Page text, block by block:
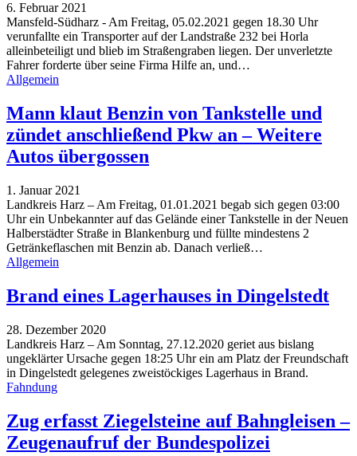
6. Februar 2021
Mansfeld-Südharz - Am Freitag, 05.02.2021 gegen 18.30 Uhr
verunfallte ein Transporter auf der Landstraße 232 bei Horla
alleinbeteiligt und blieb im Straßengraben liegen. Der unverletzte
Fahrer forderte über seine Firma Hilfe an, und…
Allgemein
Mann klaut Benzin von Tankstelle und
zündet anschließend Pkw an – Weitere
Autos übergossen
1. Januar 2021
Landkreis Harz – Am Freitag, 01.01.2021 begab sich gegen 03:00
Uhr ein Unbekannter auf das Gelände einer Tankstelle in der Neuen
Halberstädter Straße in Blankenburg und füllte mindestens 2
Getränkeflaschen mit Benzin ab. Danach verließ…
Allgemein
Brand eines Lagerhauses in Dingelstedt
28. Dezember 2020
Landkreis Harz – Am Sonntag, 27.12.2020 geriet aus bislang
ungeklärter Ursache gegen 18:25 Uhr ein am Platz der Freundschaft
in Dingelstedt gelegenes zweistöckiges Lagerhaus in Brand.
Fahndung
Zug erfasst Ziegelsteine auf Bahngleisen –
Zeugenaufruf der Bundespolizei